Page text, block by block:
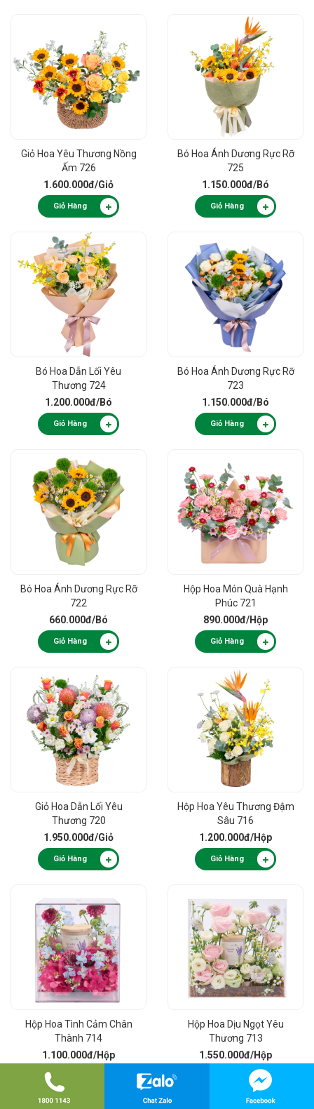
Giỏ Hoa Yêu Thương Nồng
Ấm 726
1.600.000đ/Giỏ
Giỏ Hàng
Bó Hoa Ánh Dương Rực Rỡ
725
1.150.000đ/Bó
Giỏ Hàng
Bó Hoa Dẫn Lối Yêu
Thương 724
1.200.000đ/Bó
Giỏ Hàng
Bó Hoa Ánh Dương Rực Rỡ
723
1.150.000đ/Bó
Giỏ Hàng
Bó Hoa Ánh Dương Rực Rỡ
722
660.000đ/Bó
Giỏ Hàng
Hộp Hoa Món Quà Hạnh
Phúc 721
890.000đ/Hộp
Giỏ Hàng
Giỏ Hoa Dẫn Lối Yêu
Thương 720
1.950.000đ/Giỏ
Giỏ Hàng
Hộp Hoa Yêu Thương Đậm
Sâu 716
1.200.000đ/Hộp
Giỏ Hàng
Hộp Hoa Tình Cảm Chân
Thành 714
1.100.000đ/Hộp
Hộp Hoa Dịu Ngọt Yêu
Thương 713
1.550.000đ/Hộp